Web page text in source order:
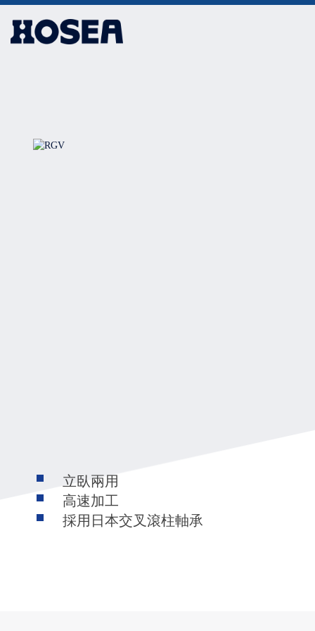
立臥兩用
高速加工
採用日本交叉滾柱軸承